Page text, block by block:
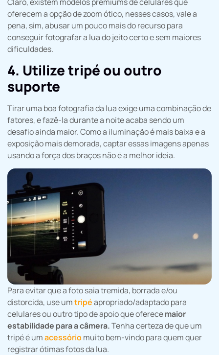
oferecem a opção de zoom ótico, nesses casos, vale a
pena, sim, abusar um pouco mais do recurso para
conseguir fotografar a lua do jeito certo e sem maiores
dificuldades.
4. Utilize tripé ou outro
suporte
Tirar uma boa fotografia da lua exige uma combinação de
fatores, e fazê-la durante a noite acaba sendo um
desafio ainda maior. Como a iluminação é mais baixa e a
exposição mais demorada, captar essas imagens apenas
usando a força dos braços não é a melhor ideia.
Para evitar que a foto saia tremida, borrada e/ou
distorcida, use umtripéapropriado/adaptado para
celulares ou outro tipo de apoio que oferecemaior
estabilidade para a câmera.Tenha certeza de que um
tripé é umacessório muito bem-vindo para quem quer
registrar ótimas fotos da lua.